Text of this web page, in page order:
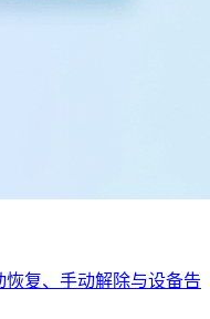
复、手动解除与设备告